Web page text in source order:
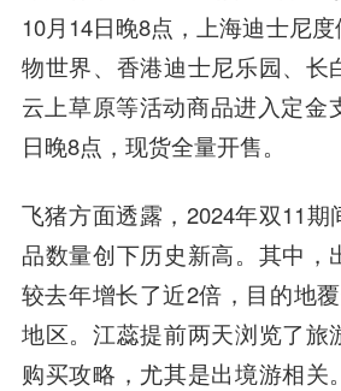
10月14日晚8点，上海迪士尼
物世界、香港迪士尼乐园、长
云上草原等活动商品进入定金
日晚8点，现货全量开售。
飞猪方面透露，2024年双11
品数量创下历史新高。其中，
较去年增长了近2倍，目的地
地区。江蕊提前两天浏览了旅
购买攻略，尤其是出境游相关